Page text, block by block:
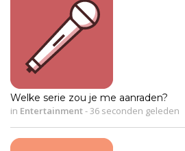
Welke serie zou je me aanraden?
in Entertainment-36 seconden geleden